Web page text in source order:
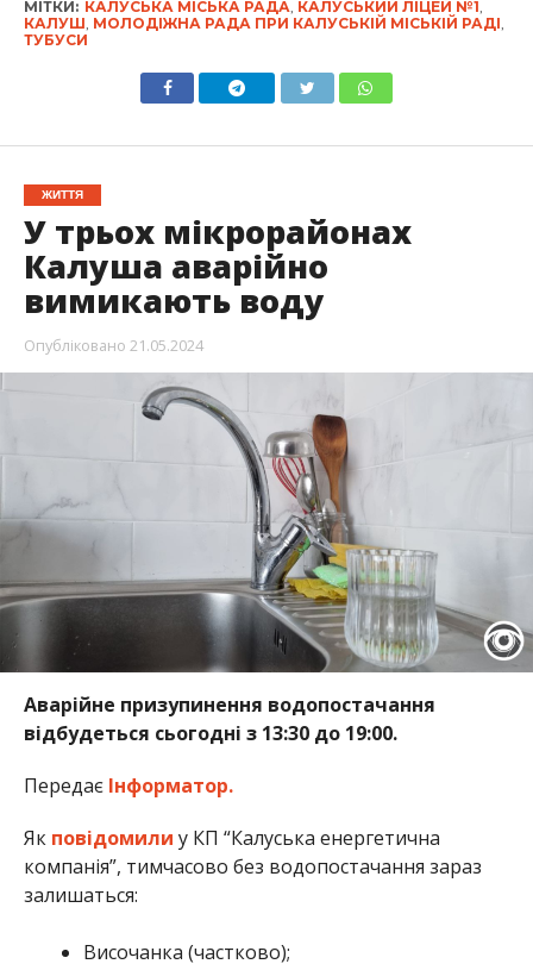
МІТКИ: КАЛУСЬКА МІСЬКА РАДА КАЛУСЬКИЙ ЛІЦЕЙ №1
КАЛУШ МОЛОДІЖНА РАДА ПРИ КАЛУСЬКІЙ МІСЬКІЙ РАДІ
ТУБУСИ
ЖИТТЯ
У трьох мікрорайонах
Калуша аварійно
вимикають воду
Опубліковано 21.05.2024
Аварійне призупинення водопостачання
відбудеться сьогодні з 13:30 до 19:00.
Передає Інформатор.
Як повідомили у КП “Калуська енергетична
компанія”, тимчасово без водопостачання зараз
залишаться:
Височанка (частково);